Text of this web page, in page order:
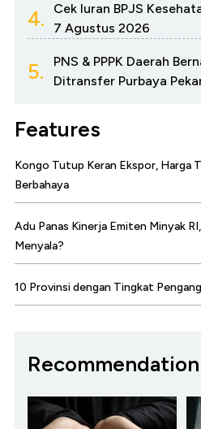
4.
Cek Iuran BPJS
7 Agustus 2026
5.
PNS & PPPK Daerah
Ditransfer Purbaya
Features
Kongo Tutup Keran Ekspor, Harga
Berbahaya
Adu Panas Kinerja Emiten Minyak
Menyala?
10 Provinsi dengan Tingkat
Recommendation